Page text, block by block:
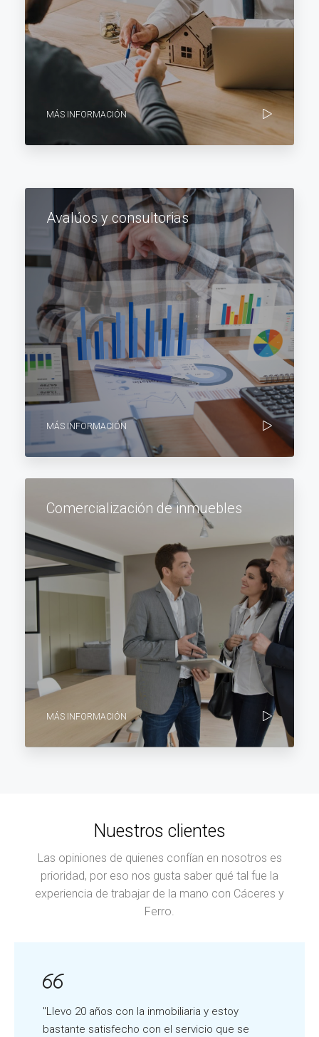
MÁS INFORMACIÓN
Avalúos y consultorias
MÁS INFORMACIÓN
Comercialización de inmuebles
MÁS INFORMACIÓN
Nuestros clientes
Las opiniones de quienes confían en nosotros es
prioridad, por eso nos gusta saber qué tal fue la
experiencia de trabajar de la mano con Cáceres y
Ferro.
"Llevo 20 años con la inmobiliaria y estoy
bastante satisfecho con el servicio que se